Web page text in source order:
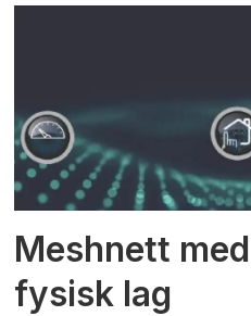
Meshnett
fysisk lag